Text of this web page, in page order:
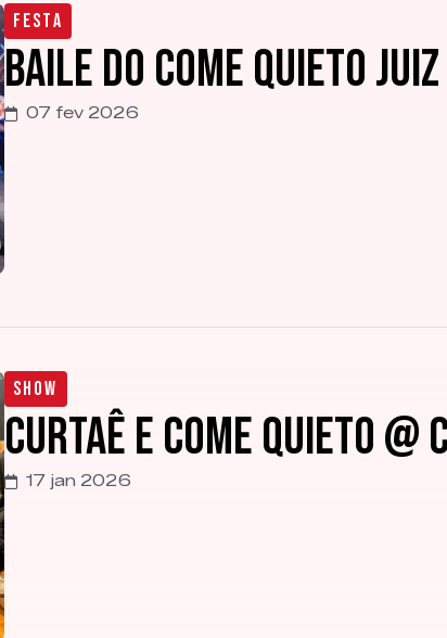
Festa
Baile do Come Quieto
07 fev 2026
Show
Curtaê e Come Quieto
17 jan 2026